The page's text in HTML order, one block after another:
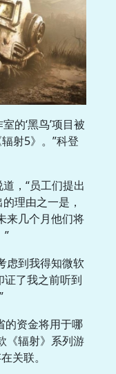
的‘黑鸟’项目被
射5》。”科登
，“员工们提出
理由之一是，
来几个月他们将
”
虑到我得知微软
了我之前听到
的资金将用于哪
《辐射》系列游
关联。